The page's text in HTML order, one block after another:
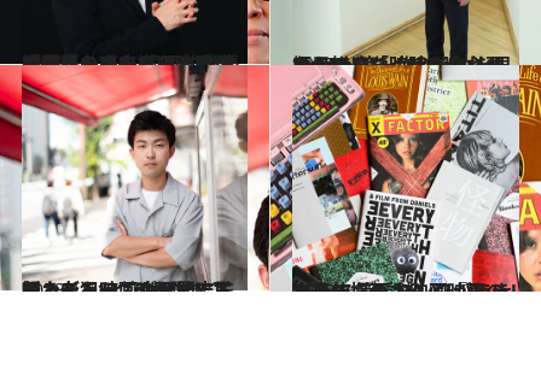
2023.11.15
「鶏スープの様な映画を提供したい」 国民的俳優に昇りつめたダヨ・ウォンが語るキャリアと香港映画界の未来
カルチャー 2023.11.15
坂元裕二「時代に合わせるのではなく時代に必要なものをつくりたい」Netflix第一作に込めた思い
カルチャー
2023.11.17
観る者を“どアホウ”にするカルト映画が話題に！ インディーズ映画界で下剋上を狙う、小野峻志監督
カルチャー 2023.7.14
大島依提亜さんと映画の余談。 第1話 映画『Pearl パール』の パンフができるまで
カルチャー